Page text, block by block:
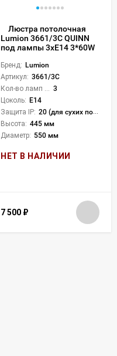
Люстра потолочная
Lumion 3661/3C QUINN
под лампы 3xE14 3*60W
Бренд: Lumion
Артикул: 3661/3C
Кол-во ламп или LED: 3
Цоколь: E14
Защита IP: 20 (для сухих пом.)
Высота: 445 мм
Диаметр: 550 мм
НЕТ В НАЛИЧИИ
7 500 ₽